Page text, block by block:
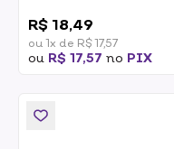
R$ 18,49
ou 1x de R$ 17,57
ou R$ 17,57 no PIX